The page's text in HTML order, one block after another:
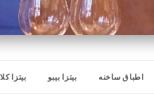
اطباق ساخنه بيتزا بيبو بيتزا